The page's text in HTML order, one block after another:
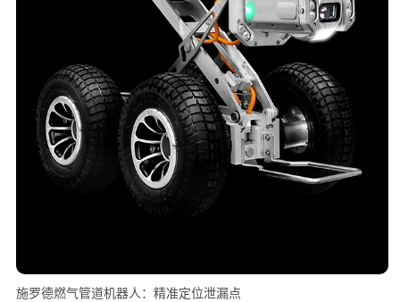
施罗德燃气管道机器人：精准定位泄漏点